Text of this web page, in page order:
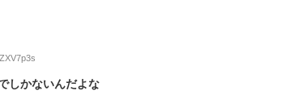
しかないんだよな